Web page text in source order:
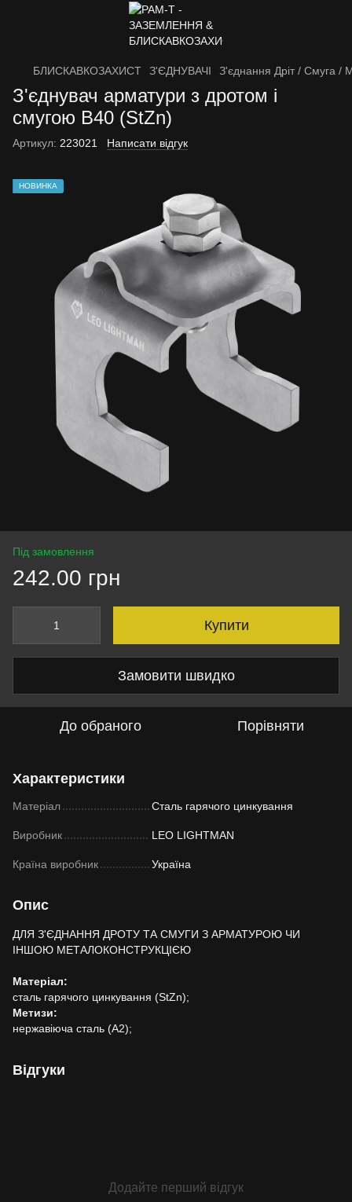
БЛИСКАВКОЗАХИСТ З'ЄДНУВАЧІ З'єднання Дріт / Смуга /
З'єднувач арматури з дротом і
смугою B40 (StZn)
Артикул: 223021 Написати відгук
НОВИНКА
Під замовлення
242.00 грн
Купити
Замовити швидко
До обраного Порівняти
Характеристики
Матеріал Сталь гарячого цинкування
Виробник LEO LIGHTMAN
Країна виробник Україна
Опис
ДЛЯ З'ЄДНАННЯ ДРОТУ ТА СМУГИ З АРМАТУРОЮ ЧИ
ІНШОЮ МЕТАЛОКОНСТРУКЦІЄЮ
Матеріал:
сталь гарячого цинкування (StZn);
Метизи:
нержавіюча сталь (А2);
Відгуки
Додайте перший відгук